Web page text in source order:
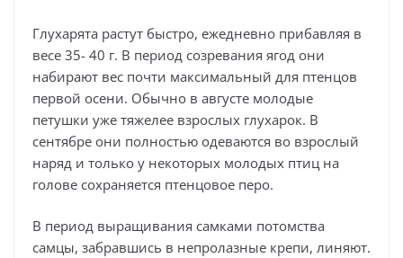
Глухарята растут быстро, ежедневно прибавляя в
весе 35- 40 г. В период созревания ягод они
набирают вес почти максимальный для птенцов
первой осени. Обычно в августе молодые
петушки уже тяжелее взрослых глухарок. В
сентябре они полностью одеваются во взрослый
наряд и только у некоторых молодых птиц на
голове сохраняется птенцовое перо.
В период выращивания самками потомства
самцы, забравшись в непролазные крепи, линяют.